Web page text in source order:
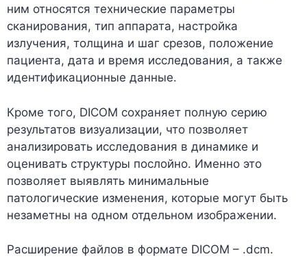
ним относятся технические параметры
сканирования, тип аппарата, настройка
излучения, толщина и шаг срезов, положение
пациента, дата и время исследования, а также
идентификационные данные.
Кроме того, DICOM сохраняет полную серию
результатов визуализации, что позволяет
анализировать исследования в динамике и
оценивать структуры послойно. Именно это
позволяет выявлять минимальные
патологические изменения, которые могут быть
незаметны на одном отдельном изображении.
Расширение файлов в формате DICOM – .dcm.